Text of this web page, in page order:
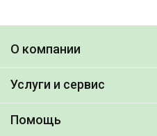
О компании
Услуги и сервис
Помощь